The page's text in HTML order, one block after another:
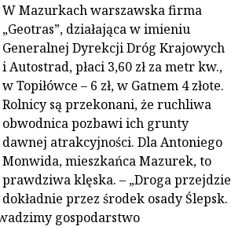
W Mazurkach warszawska firma
„Geotras”, działająca w imieniu
Generalnej Dyrekcji Dróg Krajowych
i Autostrad, płaci 3,60 zł za metr kw.,
w Topiłówce – 6 zł, w Gatnem 4 złote.
Rolnicy są przekonani, że ruchliwa
obwodnica pozbawi ich grunty
dawnej atrakcyjności. Dla Antoniego
Monwida, mieszkańca Mazurek, to
prawdziwa klęska. – „Droga przejdzie
dokładnie przez środek osady Ślepsk.
gospodarstwo